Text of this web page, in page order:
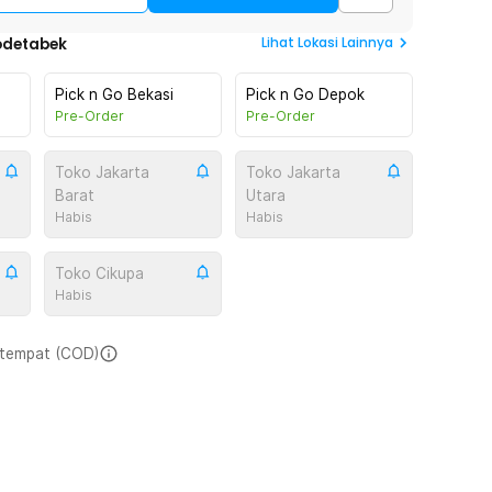
Lihat Lokasi Lainnya
Pick n Go Bekasi
Pre-Order
Pick n Go Depok
Pre-Order
Toko Jakarta
Barat
Habis
Toko Jakarta
Utara
Habis
Toko Cikupa
Habis
(COD)